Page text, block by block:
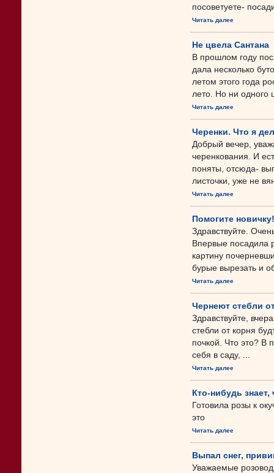
посоветуете-
Читать далее
Не цвела Сантана
В прошлом году
дала несколько
летом этого года
лето. Но ни одного
Читать далее
Черенки. Что я
Добрый вечер,
черенкования. И
поняты, отсюда-
листочки, уже не
Читать далее
Помогите
Здравствуйте.
Впервые посадила
картину
бурые вырезать и
Читать далее
Чернеют стебли
Здравствуйте,
стебли от корня
почкой. Что это? В
себя в саду, ...
Читать далее
Кто-нибудь знает,
Готовила розы к
это
Читать далее
Выпал снег,
Уважаемые